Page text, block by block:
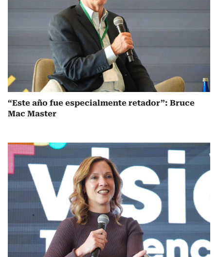
“Este año fue especialmente retador”: Bruce
Mac Master